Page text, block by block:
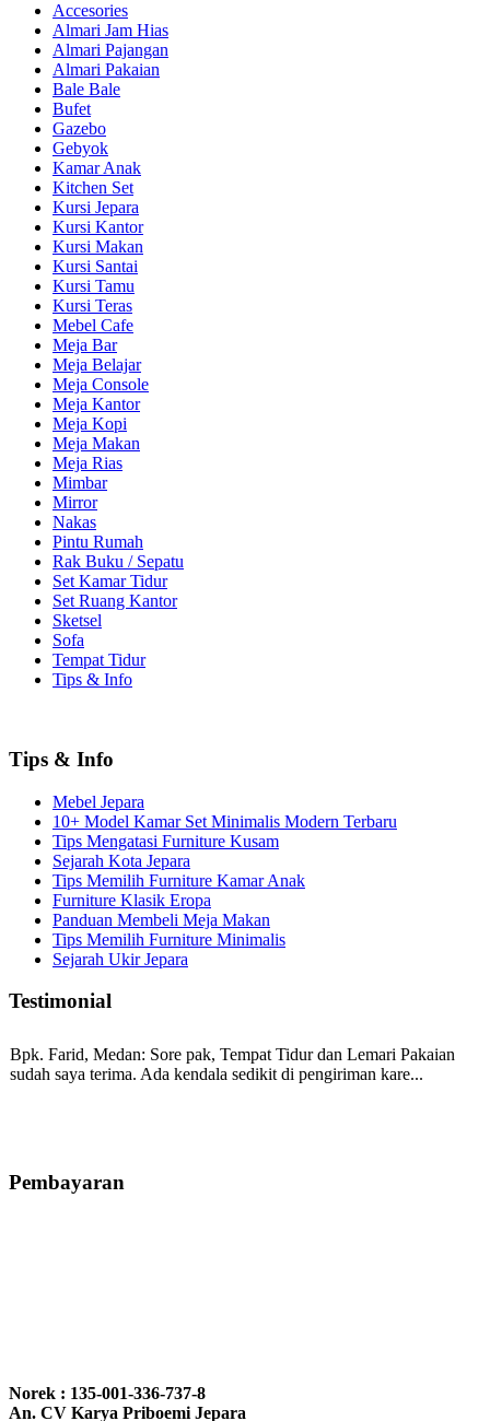
Accesories
Almari Jam Hias
Almari Pajangan
Almari Pakaian
Bale Bale
Bufet
Gazebo
Gebyok
Kamar Anak
Kitchen Set
Kursi Jepara
Kursi Kantor
Kursi Makan
Kursi Santai
Kursi Tamu
Kursi Teras
Mebel Cafe
Meja Bar
Meja Belajar
Meja Console
Meja Kantor
Meja Kopi
Meja Makan
Meja Rias
Mimbar
Mirror
Nakas
Pintu Rumah
Rak Buku / Sepatu
Set Kamar Tidur
Set Ruang Kantor
Sketsel
Sofa
Tempat Tidur
Tips & Info
Tips & Info
Mebel Jepara
10+ Model Kamar Set Minimalis Modern Terbaru
Tips Mengatasi Furniture Kusam
Sejarah Kota Jepara
Tips Memilih Furniture Kamar Anak
Furniture Klasik Eropa
Panduan Membeli Meja Makan
Tips Memilih Furniture Minimalis
Sejarah Ukir Jepara
Testimonial
Bpk. Farid, Medan: Sore pak, Tempat Tidur dan Lemari Pakaian
sudah saya terima. Ada kendala sedikit di pengiriman kare...
bale2 dan kursi teras saya sudah saya terima dan p...
nyesel deh beli geby...
Pembayaran
Norek : 135-001-336-737-8
An. CV Karya Priboemi Jepara